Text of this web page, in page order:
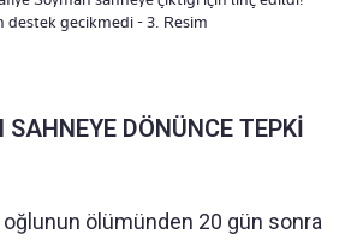
destek gecikmedi - 3. Resim
DÖNÜNCE TEPKİ
oğlunun ölümünden 20 gün sonra